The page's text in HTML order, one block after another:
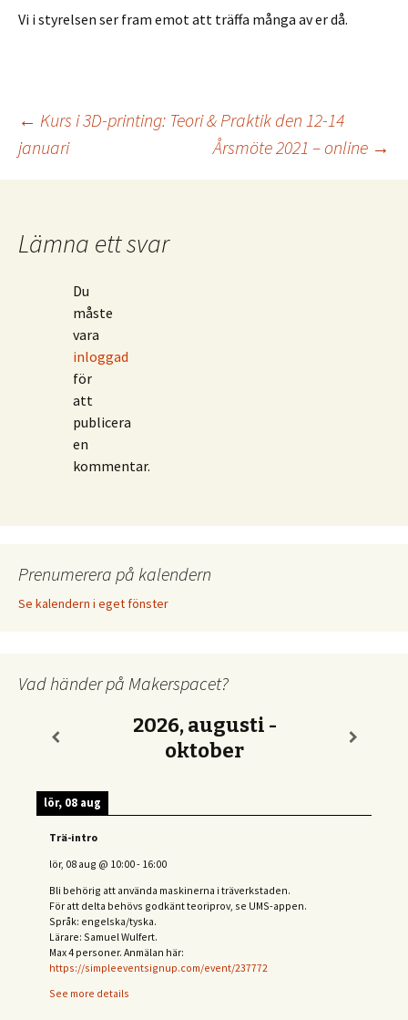
Vi i styrelsen ser fram emot att träffa många av er då.
Inläggsnavigering
← Kurs i 3D-printing: Teori & Praktik den 12-14
januari
Årsmöte 2021 – online →
Lämna ett svar
Du
måste
vara
inloggad
för
att
publicera
en
kommentar.
Prenumerera på kalendern
Se kalendern i eget fönster
Vad händer på Makerspacet?
2026, augusti -
oktober
lör, 08 aug
Trä-intro
lör, 08 aug @ 10:00- 16:00
Bli behörig att använda maskinerna i träverkstaden.
För att delta behövs godkänt teoriprov, se UMS-appen.
Språk: engelska/tyska.
Lärare: Samuel Wulfert.
Max 4 personer. Anmälan här:
https://simpleeventsignup.com/event/237772
See more details